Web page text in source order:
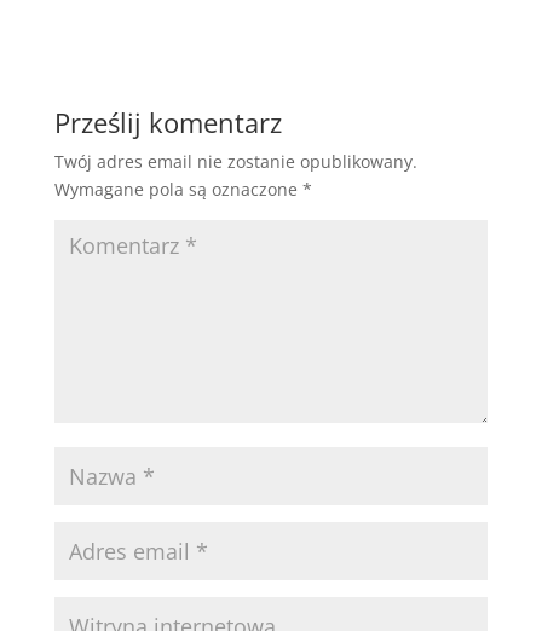
Prześlij komentarz
Twój adres email nie zostanie opublikowany.
Wymagane pola są oznaczone *